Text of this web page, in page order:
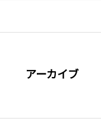
アーカイブ